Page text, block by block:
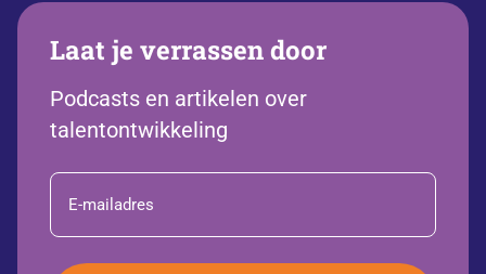
Laat je verrassen door
Podcasts en artikelen over
talentontwikkeling
E-
mailadres